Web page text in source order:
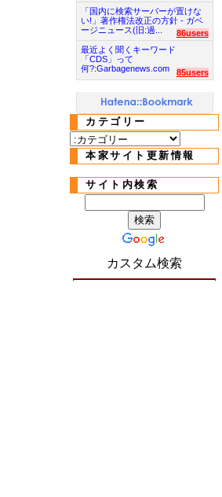
「国内に検索サーバーが置けな
い!」著作権法改正の方針 - ガベ
ージニュース(旧:過...
86users
最近よく聞くキーワード
「CDS」って
何?:Garbagenews.com
85users
カテゴリー
本家サイト更新情報
サイト内検索
カスタム検索